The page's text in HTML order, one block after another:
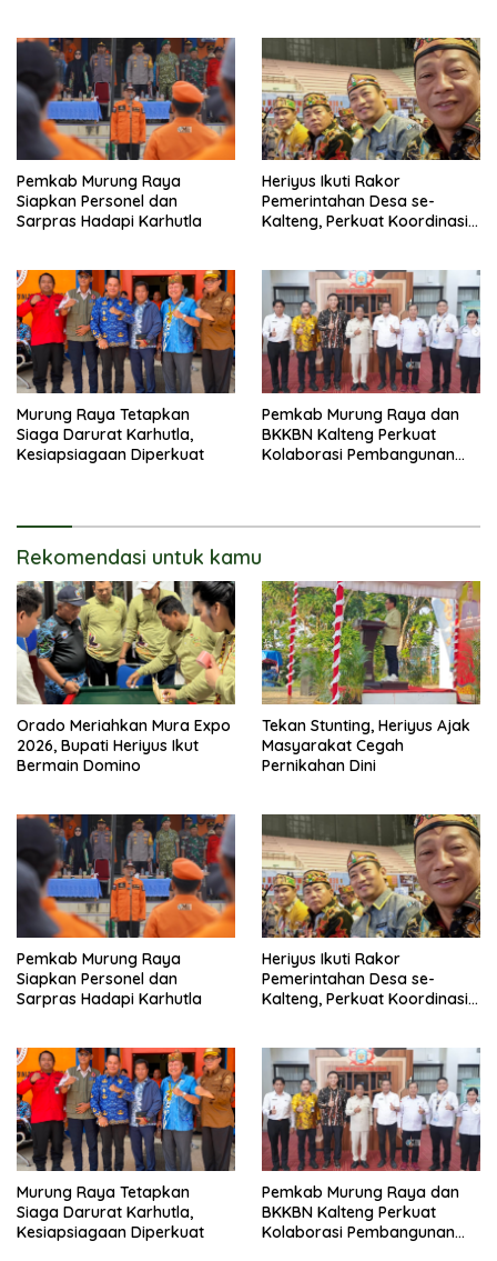
Pemkab Murung Raya
Siapkan Personel dan
Sarpras Hadapi Karhutla
Heriyus Ikuti Rakor
Pemerintahan Desa se-
Kalteng, Perkuat Koordinasi
Murung Raya Tetapkan
Siaga Darurat Karhutla,
Kesiapsiagaan Diperkuat
Pemkab Murung Raya dan
BKKBN Kalteng Perkuat
Kolaborasi Pembangunan
Rekomendasi untuk kamu
Orado Meriahkan Mura Expo
2026, Bupati Heriyus Ikut
Bermain Domino
Tekan Stunting, Heriyus Ajak
Masyarakat Cegah
Pernikahan Dini
Pemkab Murung Raya
Siapkan Personel dan
Sarpras Hadapi Karhutla
Heriyus Ikuti Rakor
Pemerintahan Desa se-
Kalteng, Perkuat Koordinasi
Murung Raya Tetapkan
Siaga Darurat Karhutla,
Kesiapsiagaan Diperkuat
Pemkab Murung Raya dan
BKKBN Kalteng Perkuat
Kolaborasi Pembangunan